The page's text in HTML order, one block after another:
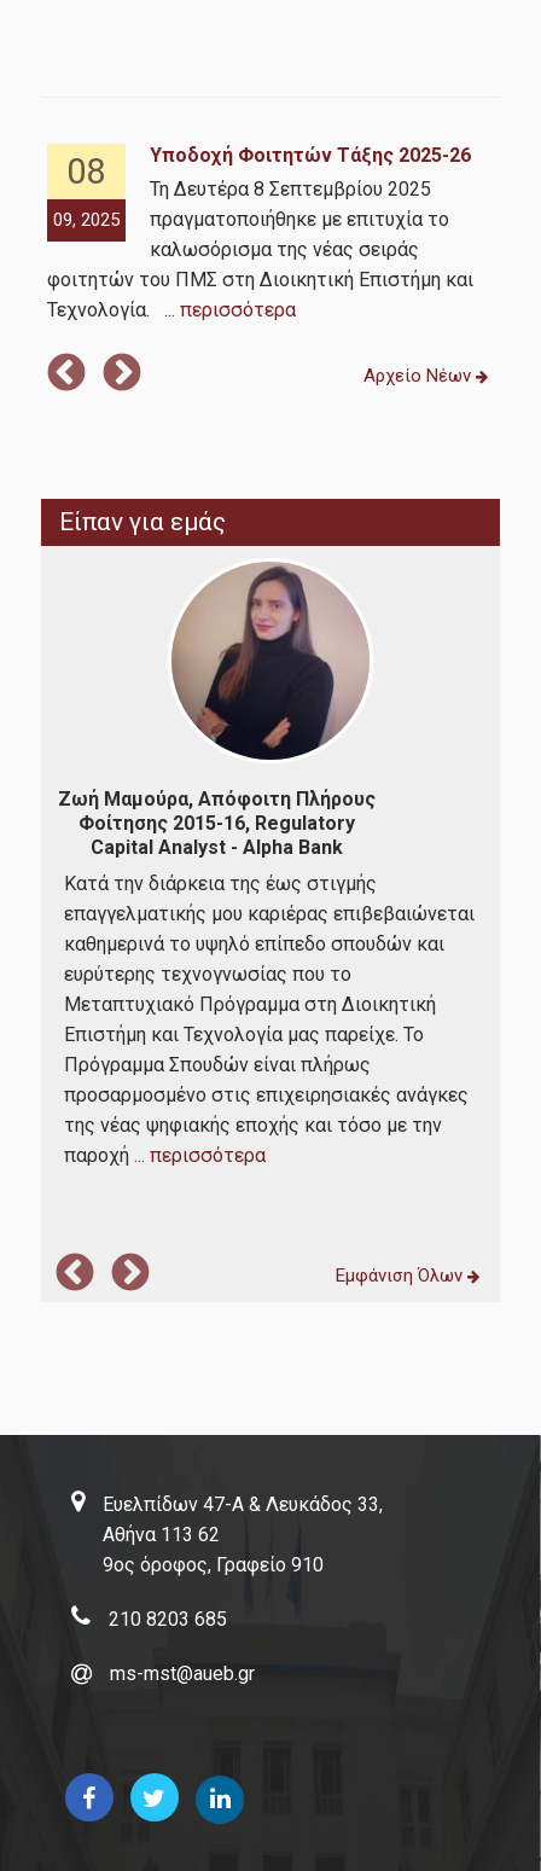
08
09, 2025
Υποδοχή Φοιτητών Τάξης 2025-26
Τη Δευτέρα 8 Σεπτεμβρίου 2025
πραγματοποιήθηκε με επιτυχία το
καλωσόρισμα της νέας σειράς
φοιτητών του ΠΜΣ στη Διοικητική Επιστήμη και
Τεχνολογία. ... περισσότερα
Αρχείο Νέων
Είπαν για εμάς
Ζωή Μαμούρα, Απόφοιτη Πλήρους
Φοίτησης 2015-16, Regulatory
Capital Analyst - Alpha Bank
Κατά την διάρκεια της έως στιγμής
επαγγελματικής μου καριέρας επιβεβαιώνεται
καθημερινά το υψηλό επίπεδο σπουδών και
ευρύτερης τεχνογνωσίας που το
Μεταπτυχιακό Πρόγραμμα στη Διοικητική
Επιστήμη και Τεχνολογία μας παρείχε. Το
Πρόγραμμα Σπουδών είναι πλήρως
προσαρμοσμένο στις επιχειρησιακές ανάγκες
της νέας ψηφιακής εποχής και τόσο με την
παροχή ... περισσότερα
Εμφάνιση Όλων
Ευελπίδων 47-Α & Λευκάδος 33,
Αθήνα 113 62
9ος όροφος, Γραφείο 910
210 8203 685
ms-mst@aueb.gr